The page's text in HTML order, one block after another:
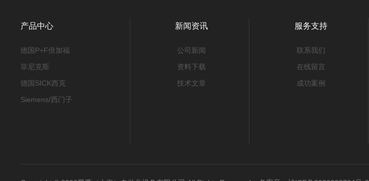
产品中心
德国P+F倍加福
菲尼克斯
德国SICK西克
Siemens/西门子
新闻资讯
公司新闻
资料下载
技术文章
服务支持
联系我们
在线留言
成功案例